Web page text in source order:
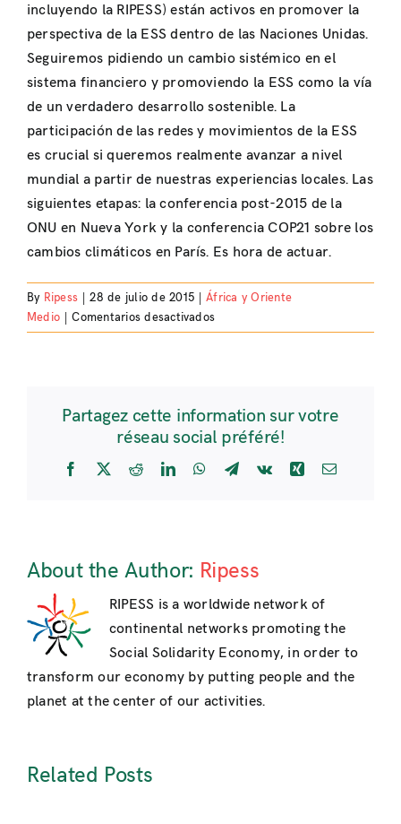
incluyendo la RIPESS) están activos en promover la
perspectiva de la ESS dentro de las Naciones Unidas.
Seguiremos pidiendo un cambio sistémico en el
sistema financiero y promoviendo la ESS como la vía
de un verdadero desarrollo sostenible. La
participación de las redes y movimientos de la ESS
es crucial si queremos realmente avanzar a nivel
mundial a partir de nuestras experiencias locales. Las
siguientes etapas: la conferencia post-2015 de la
ONU en Nueva York y la conferencia COP21 sobre los
cambios climáticos en París. Es hora de actuar.
By Ripess 28 de julio de 2015
África y Oriente
Medio
Comentarios desactivadosen
Addis
programa
de
Financiación
Partagez cette information sur votre
réseau social préféré!
Facebook
X RedditLinkedInWhatsApp
Telegram
Vk Xing Email
About the Author: Ripess
RIPESS is a worldwide network of
continental networks promoting the
Social Solidarity Economy, in order to
transform our economy by putting people and the
planet at the center of our activities.
Related Posts